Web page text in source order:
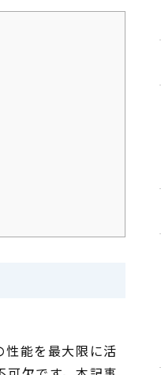
能を最大限に活